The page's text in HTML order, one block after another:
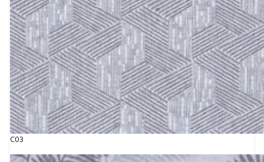
C03